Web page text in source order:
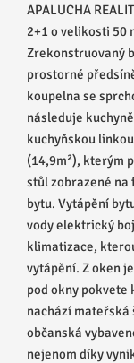
APALUCHA
2+1 o velikosti 50
Zrekonstruovaný
prostorné
koupelna se
následuje
kuchyňskou
(14,9m²), kterým
stůl zobrazené
bytu. Vytápění
vody elektrický
klimatizace,
vytápění. Z oken
pod okny pokvete
nachází
občanská
nejenom díky